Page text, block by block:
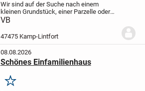
Wir sind auf der Suche nach einem
kleinen Grundstück, einer Parzelle oder
einem Restgrundstück mit einer Größe
km um 47475 Kamp-Lintfort.
VB
47475 Kamp-Lintfort
08.08.2026
Schönes Einfamilienhaus
Merken